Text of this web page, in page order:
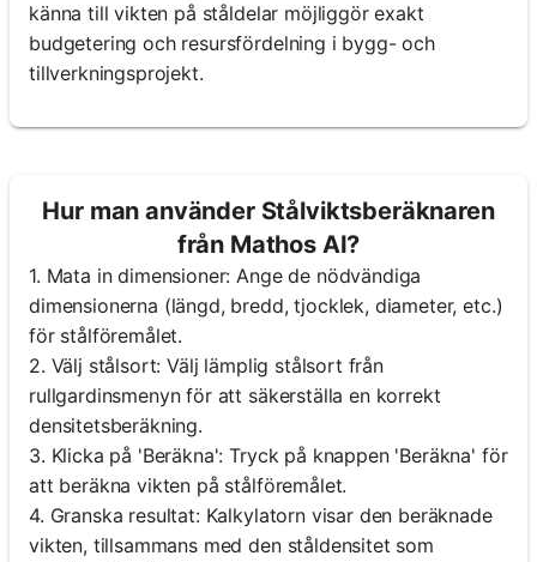
känna till vikten på ståldelar möjliggör exakt
budgetering och resursfördelning i bygg- och
tillverkningsprojekt.
Hur man använder Stålviktsberäknaren
från Mathos AI?
1. Mata in dimensioner: Ange de nödvändiga
dimensionerna (längd, bredd, tjocklek, diameter, etc.)
för stålföremålet.
2. Välj stålsort: Välj lämplig stålsort från
rullgardinsmenyn för att säkerställa en korrekt
densitetsberäkning.
3. Klicka på 'Beräkna': Tryck på knappen 'Beräkna' för
att beräkna vikten på stålföremålet.
4. Granska resultat: Kalkylatorn visar den beräknade
vikten, tillsammans med den ståldensitet som